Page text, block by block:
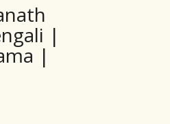
|
|